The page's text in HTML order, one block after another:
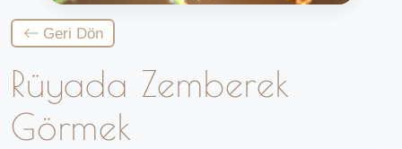
Geri Dön
Rüyada Zemberek
Görmek